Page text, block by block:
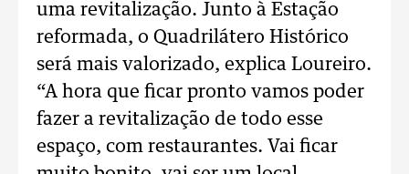
uma revitalização. Junto à Estação
reformada, o Quadrilátero Histórico
será mais valorizado, explica Loureiro.
“A hora que ficar pronto vamos poder
fazer a revitalização de todo esse
espaço, com restaurantes. Vai ficar